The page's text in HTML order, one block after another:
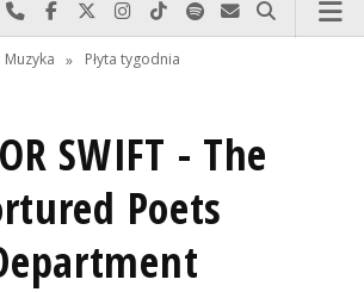
Najlepiej po prostu do nas zadzwoń
Odwiedź nas na Facebook-u
Odwiedź nas na X
Odwiedź nas na Instagram-ie
Odwiedź nas na TikTok-u
Szukaj nas na Spotify
Wyślij do nas
Szukaj
Muzyka » Płyta tygodnia
SWIFT - The
Poets